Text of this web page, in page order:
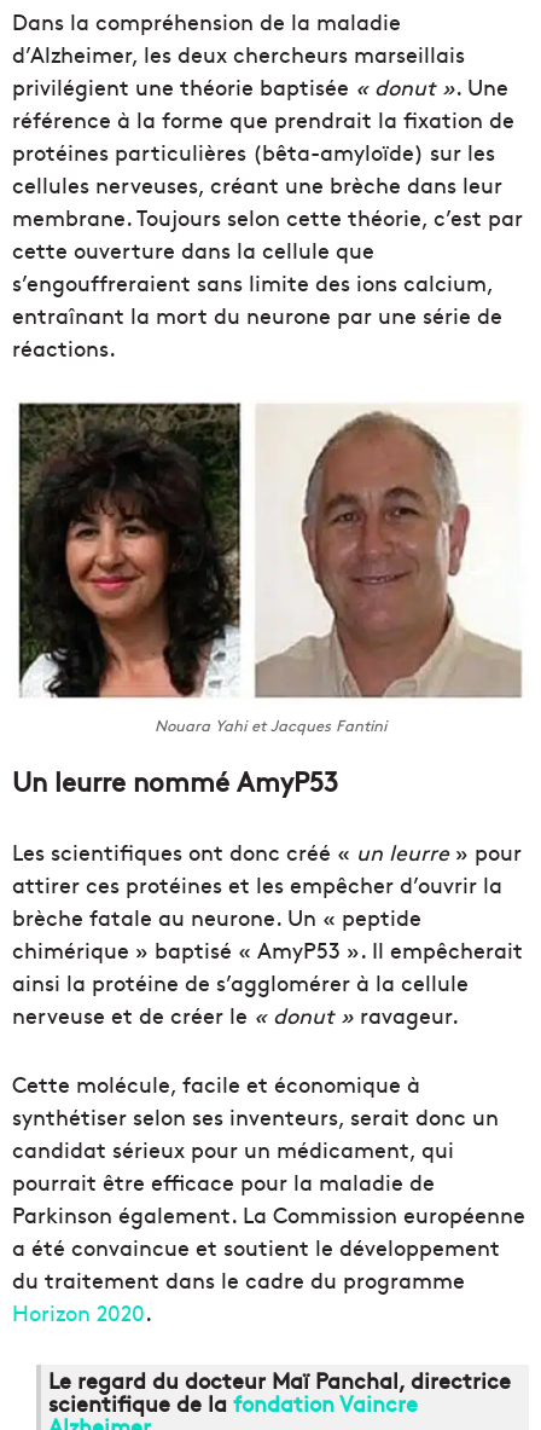
Dans la compréhension de la maladie
d’Alzheimer, les deux chercheurs marseillais
privilégient une théorie baptisée « donut ». Une
référence à la forme que prendrait la fixation de
protéines particulières (bêta-amyloïde) sur les
cellules nerveuses, créant une brèche dans leur
membrane. Toujours selon cette théorie, c’est par
cette ouverture dans la cellule que
s’engouffreraient sans limite des ions calcium,
entraînant la mort du neurone par une série de
réactions.
Nouara Yahi et Jacques Fantini
Un leurre nommé AmyP53
Les scientifiques ont donc créé « un leurre» pour
attirer ces protéines et les empêcher d’ouvrir la
brèche fatale au neurone. Un « peptide
chimérique » baptisé « AmyP53 ». Il empêcherait
ainsi la protéine de s’agglomérer à la cellule
nerveuse et de créer le « donut » ravageur.
Cette molécule, facile et économique à
synthétiser selon ses inventeurs, serait donc un
candidat sérieux pour un médicament, qui
pourrait être efficace pour la maladie de
Parkinson également. La Commission européenne
a été convaincue et soutient le développement
du traitement dans le cadre du programme
Horizon 2020.
Le regard du docteur Maï Panchal, directrice
scientifique de la fondation Vaincre